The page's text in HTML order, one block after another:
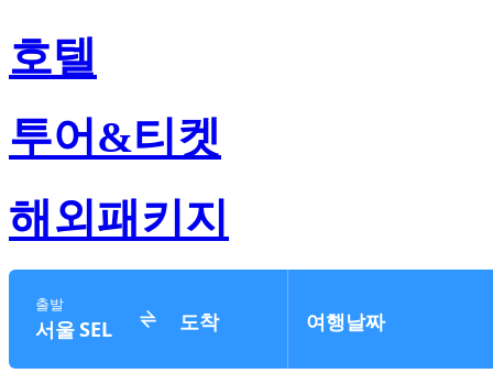
호텔
투어&티켓
해외패키지